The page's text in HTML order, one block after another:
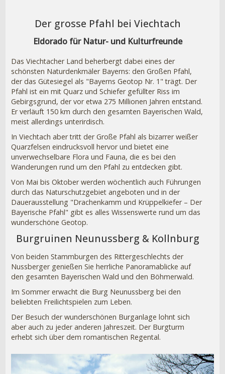
Der grosse Pfahl bei Viechtach
Eldorado für Natur- und Kulturfreunde
Das Viechtacher Land beherbergt dabei eines der
schönsten Naturdenkmäler Bayerns: den Großen Pfahl,
der das Gütesiegel als "Bayerns Geotop Nr. 1" trägt. Der
Pfahl ist ein mit Quarz und Schiefer gefüllter Riss im
Gebirgsgrund, der vor etwa 275 Millionen Jahren entstand.
Er verläuft 150 km durch den gesamten Bayerischen Wald,
meist allerdings unterirdisch.
In Viechtach aber tritt der Große Pfahl als bizarrer weißer
Quarzfelsen eindrucksvoll hervor und bietet eine
unverwechselbare Flora und Fauna, die es bei den
Wanderungen rund um den Pfahl zu entdecken gibt.
Von Mai bis Oktober werden wöchentlich auch Führungen
durch das Naturschutzgebiet angeboten und in der
Dauerausstellung "Drachenkamm und Krüppelkiefer – Der
Bayerische Pfahl" gibt es alles Wissenswerte rund um das
wunderschöne Geotop.
Burgruinen Neunussberg & Kollnburg
Von beiden Stammburgen des Rittergeschlechts der
Nussberger genießen Sie herrliche Panoramablicke auf
den gesamten Bayerischen Wald und den Böhmerwald.
Im Sommer erwacht die Burg Neunussberg bei den
beliebten Freilichtspielen zum Leben.
Der Besuch der wunderschönen Burganlage lohnt sich
aber auch zu jeder anderen Jahreszeit. Der Burgturm
erhebt sich über dem romantischen Regental.